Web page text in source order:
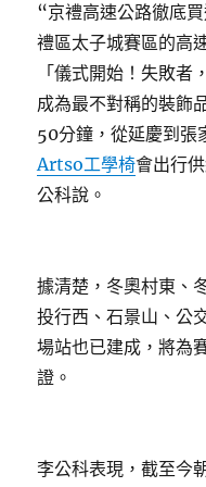
“京禮高速公路徹底
禮區太子城賽區的高
「儀式開始！失敗者
成為最不對稱的裝飾
50分鐘，從延慶到張
Artso工學椅會出行
公科說。
據清楚，冬奧村東、
投行西、石景山、公
場站也已建成，將為
證。
李公科表現，截至今